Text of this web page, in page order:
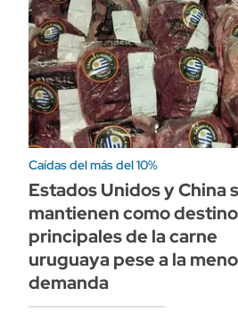
Caídas del más del 10%
Estados Unidos y China
mantienen como
principales de la carne
uruguaya pese a la
demanda